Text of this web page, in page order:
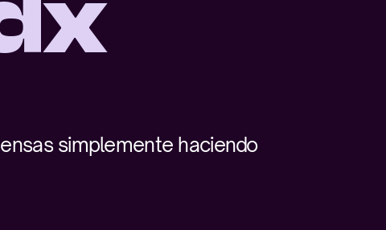
simplemente haciendo